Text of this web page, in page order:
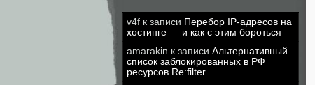
v4f к записи Перебор IP-адресов на
хостинге — и как с этим бороться
amarakin к записи Альтернативный
список заблокированных в РФ
ресурсов Re:filter